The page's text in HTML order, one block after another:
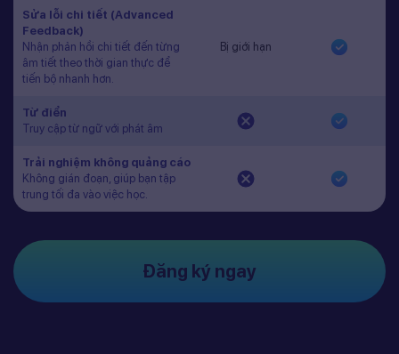
Sửa lỗi chi tiết (Advanced
Feedback)
Nhận phản hồi chi tiết đến từng
âm tiết theo thời gian thực để
tiến bộ nhanh hơn.
Bị giới hạn
Từ điển
Truy cập từ ngữ với phát âm
Trải nghiệm không quảng cáo
Không gián đoạn, giúp bạn tập
trung tối đa vào việc học.
Đăng ký ngay